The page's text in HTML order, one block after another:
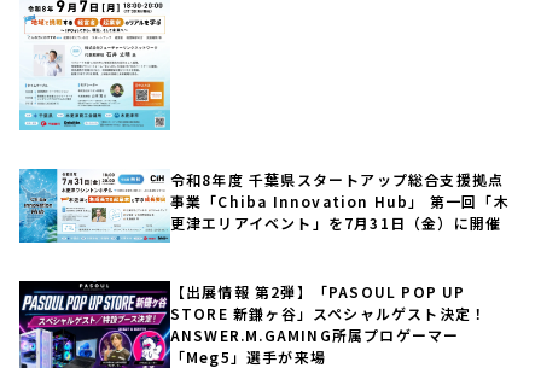
令和8年度 千葉県スタートアップ総合支援拠点
事業「Chiba Innovation Hub」 第一回「木
更津エリアイベント」を7月31日（金）に開催
【出展情報 第2弾】「PASOUL POP UP
STORE 新鎌ヶ谷」スペシャルゲスト決定！
ANSWER.M.GAMING所属プロゲーマー
「Meg5」選手が来場